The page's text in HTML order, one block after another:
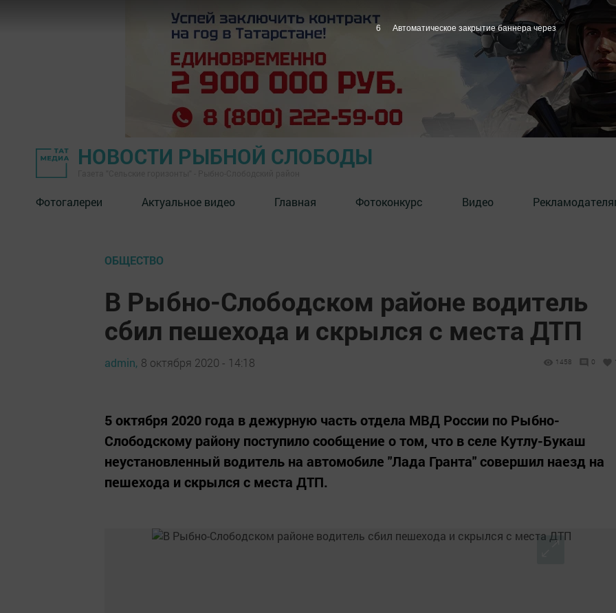
НОВОСТИ РЫБНОЙ СЛОБОДЫ
Фотогалереи Актуальное видео Главная Фотоконкурс Видео
ОБЩЕСТВО
В Рыбно-Слободском районе водитель
сбил пешехода и скрылся с места ДТП
admin, 8 октября 2020 - 14:18 1458 0
5 октября 2020 года в дежурную часть отдела МВД России по Рыбно-
Слободскому району поступило сообщение о том, что в селе Кутлу-Букаш
неустановленный водитель на автомобиле "Лада Гранта" совершил наезд на
пешехода и скрылся с места ДТП.
5 Автоматическое закрытие баннера через